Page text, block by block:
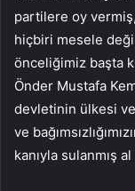
partilere oy
hiçbiri mesele
önceliğimiz başta
Önder Mustafa
devletinin ülkesi
ve
kanıyla sulanmış